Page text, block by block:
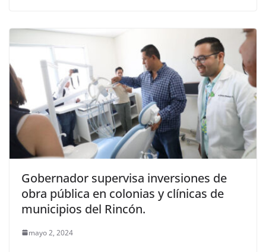
Gobernador supervisa inversiones de
obra pública en colonias y clínicas de
municipios del Rincón.
mayo 2, 2024